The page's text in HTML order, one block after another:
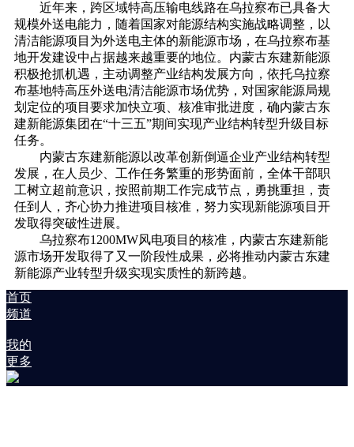
近年来，跨区域特高压输电线路在乌拉察布已具备大
规模外送电能力，随着国家对能源结构实施战略调整，以
清洁能源项目为外送电主体的新能源市场，在乌拉察布基
地开发建设中占据越来越重要的地位。内蒙古东建新能源
积极抢抓机遇，主动调整产业结构发展方向，依托乌拉察
布基地特高压外送电清洁能源市场优势，对国家能源局规
划定位的项目要求加快立项、核准审批进度，确内蒙古东
建新能源集团在“十三五”期间实现产业结构转型升级目标
任务。
内蒙古东建新能源以改革创新倒逼企业产业结构转型
发展，在人员少、工作任务繁重的形势面前，全体干部职
工树立超前意识，按照前期工作完成节点，勇挑重担，责
任到人，齐心协力推进项目核准，努力实现新能源项目开
发取得突破性进展。
乌拉察布1200MW风电项目的核准，内蒙古东建新能
源市场开发取得了又一阶段性成果，必将推动内蒙古东建
新能源产业转型升级实现实质性的新跨越。
首页
频道
我的
更多